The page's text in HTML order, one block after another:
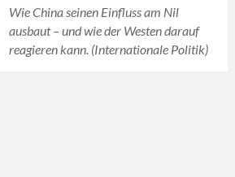
Wie China seinen Einfluss am Nil
ausbaut – und wie der Westen darauf
reagieren kann. (Internationale Politik)